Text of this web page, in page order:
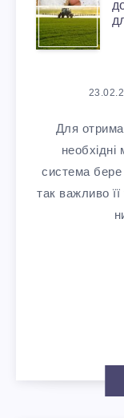
К
О
И
С
Т
К
Е
Н
Я
К
М
О
А
К
Е
Для
система бере
так важливо